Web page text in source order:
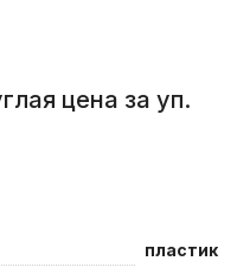
цена за уп.
пластик